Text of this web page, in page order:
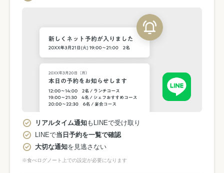
リアルタイム通知もLINEで受け取り
LINEで当日予約を一覧で確認
大切な通知を見逃さない
※食べログノート上での設定が必要になります